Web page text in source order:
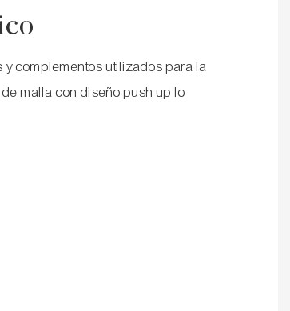
complementos utilizados para la
malla con diseño push up lo